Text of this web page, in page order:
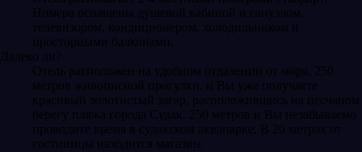
Номера оснащены душевой кабиной и санузлом,
телевизором, кондиционером, холодильником и
просторными балконами.
Далеко ли?
Отель расположен на удобном отдалении от моря. 250
метров живописной прогулки, и Вы уже получаете
красивый золотистый загар, расположившись на песчаном
берегу пляжа города Судак. 250 метров и Вы незабываемо
проводите время в судакском аквапарке. В 20 метрах от
гостиницы находится магазин.